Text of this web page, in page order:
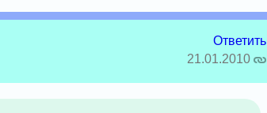
Ответить
21.01.2010